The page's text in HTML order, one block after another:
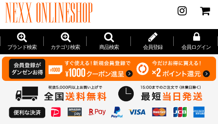
ブランド検索 カテゴリ検索 商品検索 会員登録 会員ログイン